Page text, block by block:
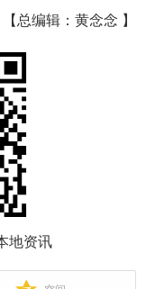
【总编辑：黄念念 】
地资讯